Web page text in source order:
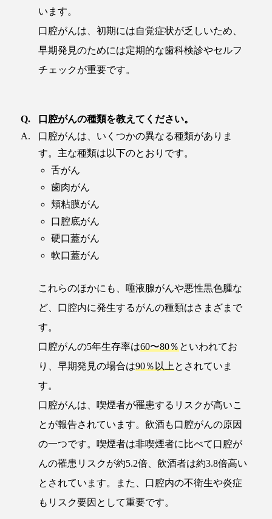
います。
口腔がんは、初期には自覚症状が乏しいため、
早期発見のためには定期的な歯科検診やセルフ
チェックが重要です。
口腔がんの種類を教えてください。
口腔がんは、いくつかの異なる種類がありま
す。主な種類は以下のとおりです。
舌がん
歯肉がん
頬粘膜がん
口腔底がん
硬口蓋がん
軟口蓋がん
これらのほかにも、唾液腺がんや悪性黒色腫な
ど、口腔内に発生するがんの種類はさまざまで
す。
口腔がんの5年生存率は60〜80％ といわれてお
り、早期発見の場合は90％以上 とされていま
す。
口腔がんは、喫煙者が罹患するリスクが高いこ
とが報告されています。飲酒も口腔がんの原因
の一つです。喫煙者は非喫煙者に比べて口腔が
んの罹患リスクが約5.2倍、飲酒者は約3.8倍高い
とされています。また、口腔内の不衛生や炎症
もリスク要因として重要です。